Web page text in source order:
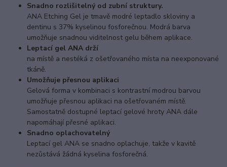
Snadno rozlišitelný od zubní struktury.
ANA Etching Gel je tmavě modré leptadlo skloviny a
dentinu s 37% kyselinou fosforečnou. Modrá barva
umožňuje snadnou viditelnost gelu během aplikace.
Leptací gel ANA drží
na místě a nestéká z ošetřovaného místa na neexponované
tkáně.
Umožňuje přesnou aplikaci
Gelová forma v kombinaci s kontrastní modrou barvou
umožňuje přesnou aplikaci na ošetřovaném místě.
Samostatně dostupné leptací gelové hroty ANA dále
napomáhají přesné aplikaci.
Snadno oplachovatelný
Leptací gel ANA se snadno oplachuje, takže v kavitě
nezůstává žádná kyselina fosforečná.